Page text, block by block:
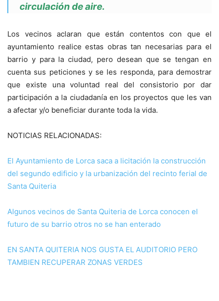
circulación de aire.
Los vecinos aclaran que están contentos con que el
ayuntamiento realice estas obras tan necesarias para el
barrio y para la ciudad, pero desean que se tengan en
cuenta sus peticiones y se les responda, para demostrar
que existe una voluntad real del consistorio por dar
participación a la ciudadanía en los proyectos que les van
a afectar y/o beneficiar durante toda la vida.
NOTICIAS RELACIONADAS:
El Ayuntamiento de Lorca saca a licitación la construcción
del segundo edificio y la urbanización del recinto ferial de
Santa Quiteria
Algunos vecinos de Santa Quiteria de Lorca conocen el
futuro de su barrio otros no se han enterado
EN SANTA QUITERIA NOS GUSTA EL AUDITORIO PERO
TAMBIEN RECUPERAR ZONAS VERDES